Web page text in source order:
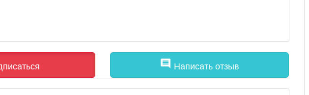
comment Написать отзыв